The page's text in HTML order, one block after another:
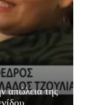
απώλεια της